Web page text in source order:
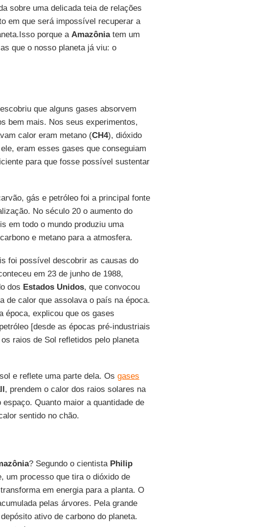
sobre uma delicada teia de relações
em que será impossível recuperar a
porque a Amazôniatem um
que o nosso planeta já viu: o
que alguns gases absorvem
bem mais. Nos seus experimentos,
calor eram metano (CH4), dióxido
eram esses gases que conseguiam
para que fosse possível sustentar
gás e petróleo foi a principal fonte
No século 20 o aumento do
em todo o mundo produziu uma
e metano para a atmosfera.
foi possível descobrir as causas do
em 23 de junho de 1988,
dos Estados Unidos, que convocou
de calor que assolava o país na época.
época, explicou que os gases
[desde as épocas pré-industriais
raios de Sol refletidos pelo planeta
e reflete uma parte dela. Os gases
, prendem o calor dos raios solares na
Quanto maior a quantidade de
sentido no chão.
? Segundo o cientista Philip
um processo que tira o dióxido de
em energia para a planta. O
pelas árvores. Pela grande
ativo de carbono do planeta.